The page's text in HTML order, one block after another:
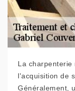
La charpenterie
l'acquisition de
Généralement,